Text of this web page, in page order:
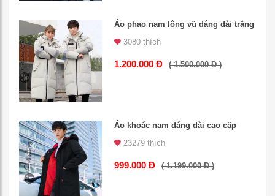
Áo phao nam lông vũ dáng dài trắng
3080 thích
1.200.000 Đ ( 1.500.000 Đ )
Áo khoác nam dáng dài cao cấp
23279 thích
999.000 Đ ( 1.199.000 Đ )